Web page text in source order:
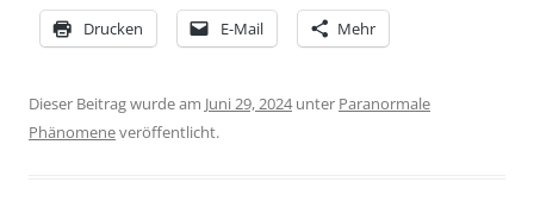
Drucken E-Mail Mehr
Dieser Beitrag wurde am Juni 29, 2024unter Paranormale
Phänomeneveröffentlicht.